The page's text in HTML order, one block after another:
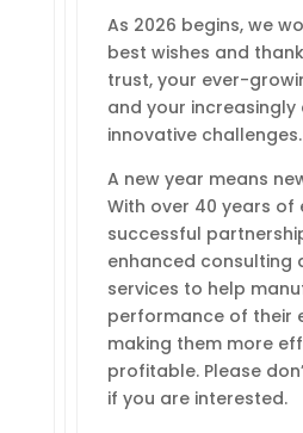
As 2026 begins, we
best wishes and
trust, your ever-
and your
innovative challenges.
A new year means
With over 40 years of
successful
enhanced consulting
services to help
performance of their
making them more
profitable. Please
if you are interested.